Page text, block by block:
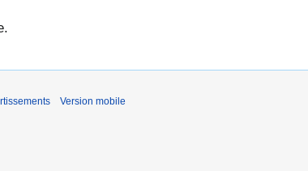
Version mobile